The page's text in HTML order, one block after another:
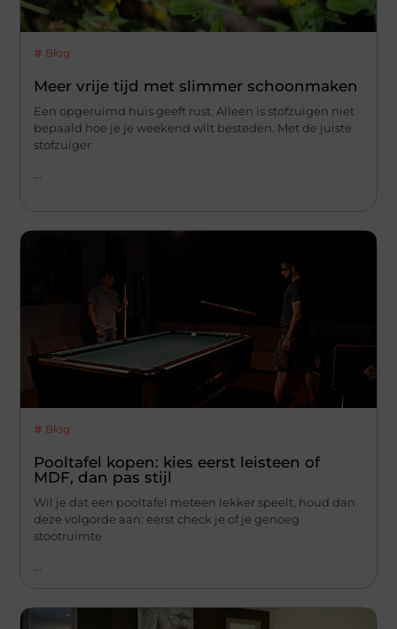
Blog
Meer vrije tijd met slimmer schoonmaken
Een opgeruimd huis geeft rust. Alleen is stofzuigen niet
bepaald hoe je je weekend wilt besteden. Met de juiste
stofzuiger
...
Blog
Pooltafel kopen: kies eerst leisteen of
MDF, dan pas stijl
Wil je dat een pooltafel meteen lekker speelt, houd dan
deze volgorde aan: eerst check je of je genoeg
stootruimte